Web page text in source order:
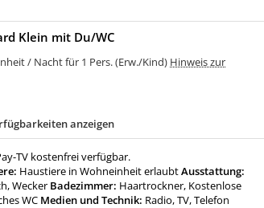
Klein mit Du/WC
/ Nacht für 1 Pers. (Erw./Kind) Hinweis zur
anzeigen
TV kostenfrei verfügbar.
Haustiere in Wohneinheit erlaubtAusstattung:
Wecker Badezimmer: Haartrockner, Kostenlose
WC Medien und Technik: Radio, TV, Telefon